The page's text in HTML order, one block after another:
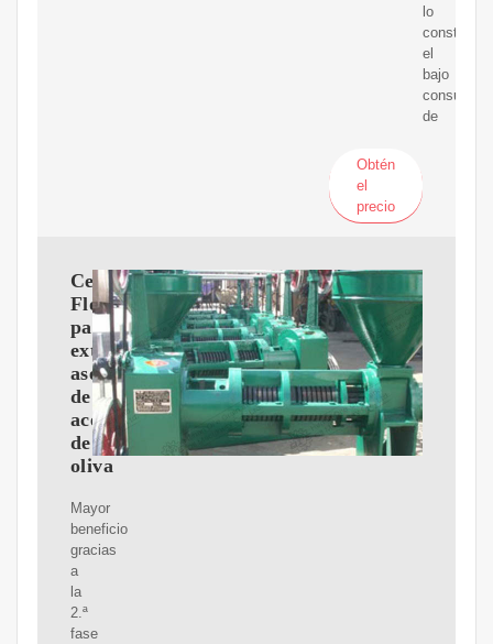
lo
constituye
el
bajo
consumo
de
Obtén
el
precio
Centrífugas
Flottweg
para
extracción
asequible
de
aceite
de
oliva
Mayor
beneficio
gracias
a
la
2.ª
fase